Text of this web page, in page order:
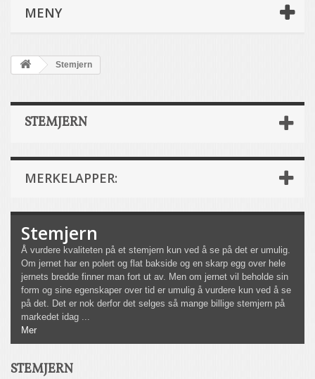
MENY
Stemjern
STEMJERN
MERKELAPPER:
Stemjern
Å vurdere kvaliteten på et stemjern kun ved å se på det er umulig.
Om jernet har en polert og flat bakside og en skarp egg over hele
jernets bredde finner man fort ut av. Men om jernet vil beholde sin
form og sine egenskaper over tid er umulig å vurdere kun ved å se
på det. Det er nok derfor det selges så mange billige stemjern på
markedet idag ...
Mer
STEMJERN